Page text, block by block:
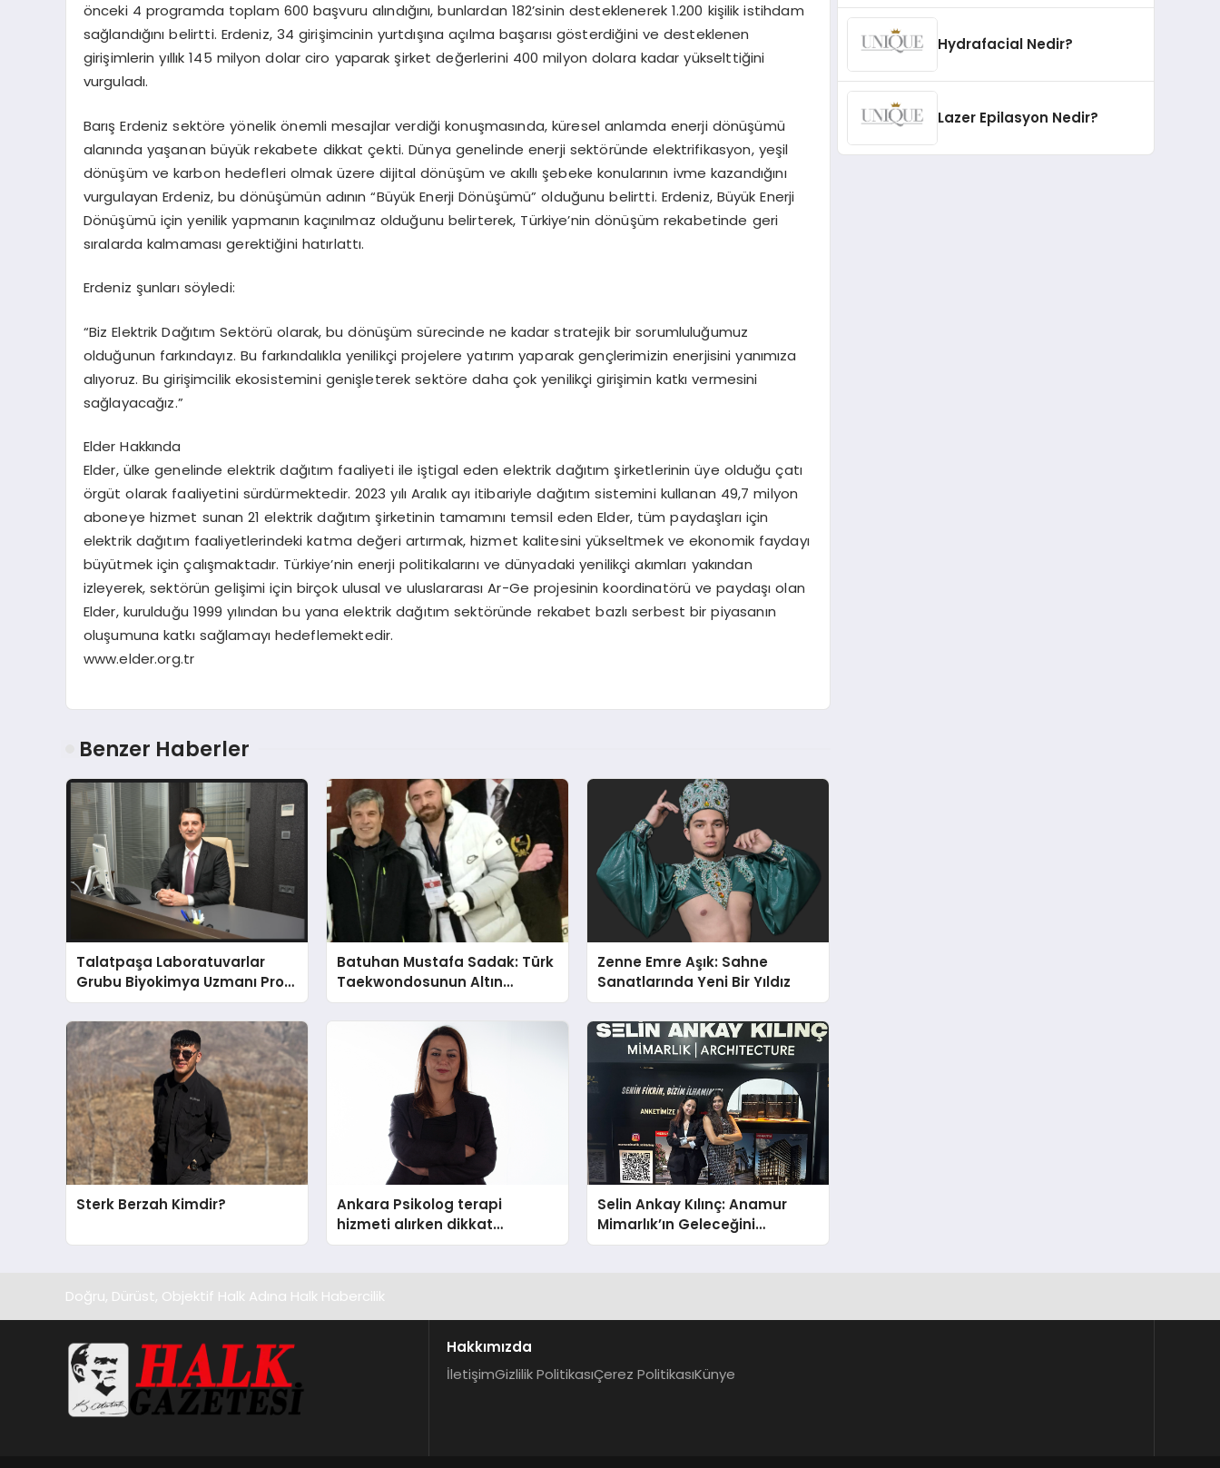
önceki 4 programda toplam 600 başvuru alındığını, bunlardan 182’sinin desteklenerek 1.200 kişilik istihdam
sağlandığını belirtti. Erdeniz, 34 girişimcinin yurtdışına açılma başarısı gösterdiğini ve desteklenen
girişimlerin yıllık 145 milyon dolar ciro yaparak şirket değerlerini 400 milyon dolara kadar yükselttiğini
vurguladı.
Barış Erdeniz sektöre yönelik önemli mesajlar verdiği konuşmasında, küresel anlamda enerji dönüşümü
alanında yaşanan büyük rekabete dikkat çekti. Dünya genelinde enerji sektöründe elektrifikasyon, yeşil
dönüşüm ve karbon hedefleri olmak üzere dijital dönüşüm ve akıllı şebeke konularının ivme kazandığını
vurgulayan Erdeniz, bu dönüşümün adının “Büyük Enerji Dönüşümü” olduğunu belirtti. Erdeniz, Büyük Enerji
Dönüşümü için yenilik yapmanın kaçınılmaz olduğunu belirterek, Türkiye’nin dönüşüm rekabetinde geri
sıralarda kalmaması gerektiğini hatırlattı.
Erdeniz şunları söyledi:
“Biz Elektrik Dağıtım Sektörü olarak, bu dönüşüm sürecinde ne kadar stratejik bir sorumluluğumuz
olduğunun farkındayız. Bu farkındalıkla yenilikçi projelere yatırım yaparak gençlerimizin enerjisini yanımıza
alıyoruz. Bu girişimcilik ekosistemini genişleterek sektöre daha çok yenilikçi girişimin katkı vermesini
sağlayacağız.”
Elder Hakkında
Elder, ülke genelinde elektrik dağıtım faaliyeti ile iştigal eden elektrik dağıtım şirketlerinin üye olduğu çatı
örgüt olarak faaliyetini sürdürmektedir. 2023 yılı Aralık ayı itibariyle dağıtım sistemini kullanan 49,7 milyon
aboneye hizmet sunan 21 elektrik dağıtım şirketinin tamamını temsil eden Elder, tüm paydaşları için
elektrik dağıtım faaliyetlerindeki katma değeri artırmak, hizmet kalitesini yükseltmek ve ekonomik faydayı
büyütmek için çalışmaktadır. Türkiye’nin enerji politikalarını ve dünyadaki yenilikçi akımları yakından
izleyerek, sektörün gelişimi için birçok ulusal ve uluslararası Ar-Ge projesinin koordinatörü ve paydaşı olan
Elder, kurulduğu 1999 yılından bu yana elektrik dağıtım sektöründe rekabet bazlı serbest bir piyasanın
oluşumuna katkı sağlamayı hedeflemektedir.
www.elder.org.tr
Benzer Haberler
Talatpaşa Laboratuvarlar
Grubu Biyokimya Uzmanı Prof.
Dr. Ahmet Var
Batuhan Mustafa Sadak: Türk
Taekwondosunun Altın
Yumruğu
Zenne Emre Aşık: Sahne
Sanatlarında Yeni Bir Yıldız
Sterk Berzah Kimdir?
Ankara Psikolog terapi
hizmeti alırken dikkat
edilecek hususlar
Selin Ankay Kılınç: Anamur
Mimarlık’ın Geleceğini
Şekillendiren Yöneticisi
Hydrafacial Nedir?
Lazer Epilasyon Nedir?
Doğru, Dürüst, Objektif Halk Adına Halk Habercilik
Hakkımızda
İletişimGizlilik PolitikasıÇerez PolitikasıKünye